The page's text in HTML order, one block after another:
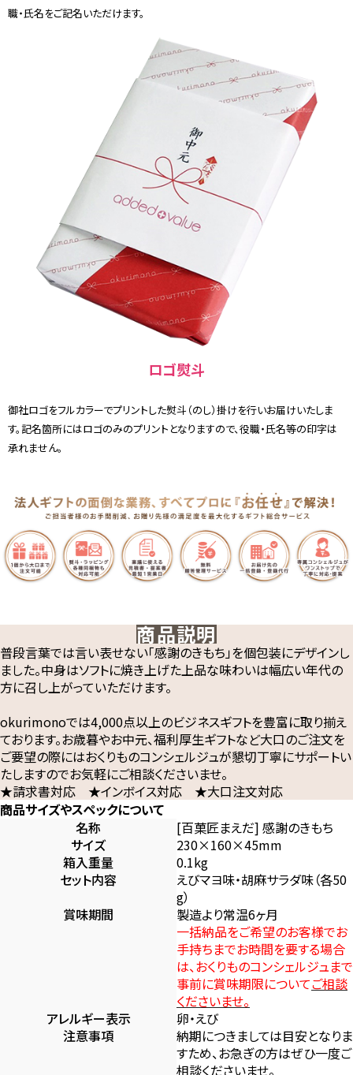
職・氏名をご記名いただけます。
ロゴ熨斗
御社ロゴをフルカラーでプリントした熨斗（のし）掛けを行いお届けいたしま
す。記名箇所にはロゴのみのプリントとなりますので、役職・氏名等の印字は
承れません。
商品説明
普段言葉では言い表せない「感謝のきもち」を個包装にデザインし
ました。中身はソフトに焼き上げた上品な味わいは幅広い年代の
方に召し上がっていただけます。
okurimonoでは4,000点以上のビジネスギフトを豊富に取り揃え
ております。お歳暮やお中元、福利厚生ギフトなど大口のご注文を
ご要望の際にはおくりものコンシェルジュが懇切丁寧にサポートい
たしますのでお気軽にご相談くださいませ。
★請求書対応 ★インボイス対応 ★大口注文対応
商品サイズやスペックについて
名称
[百菓匠まえだ] 感謝のきもち
サイズ
230×160×45mm
箱入重量
0.1kg
セット内容
えびマヨ味・胡麻サラダ味（各50
g）
賞味期間
製造より常温6ヶ月
一括納品をご希望のお客様でお
手持ちまでお時間を要する場合
は、おくりものコンシェルジュまで
事前に賞味期限についてご相談
くださいませ。
アレルギー表示
卵・えび
注意事項
納期につきましては目安となりま
すため、お急ぎの方はぜひ一度ご
相談くださいませ。